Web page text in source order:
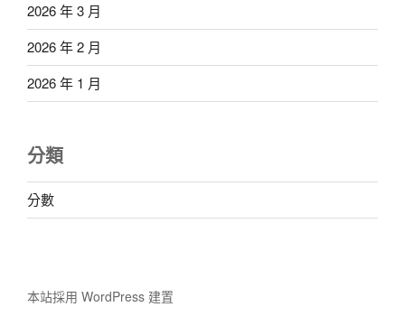
2026 年 3 月
2026 年 2 月
2026 年 1 月
分類
分數
本站採用 WordPress 建置